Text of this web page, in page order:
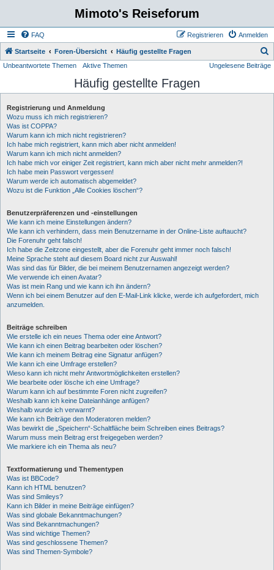
Mimoto's Reiseforum
FAQ Anmelden
Registrieren
Startseite Foren-Übersicht Häufig gestellte Fragen
u
h
Unbeantwortete Themen Aktive Themen Ungelesene Beiträge
Häufig gestellte Fragen
Registrierung und Anmeldung
Wozu muss ich mich registrieren?
Was ist COPPA?
Warum kann ich mich nicht registrieren?
Ich habe mich registriert, kann mich aber nicht anmelden!
Warum kann ich mich nicht anmelden?
Ich habe mich vor einiger Zeit registriert, kann mich aber nicht mehr anmelden?!
Ich habe mein Passwort vergessen!
Warum werde ich automatisch abgemeldet?
Wozu ist die Funktion „Alle Cookies löschen“?
Benutzerpräferenzen und -einstellungen
Wie kann ich meine Einstellungen ändern?
Wie kann ich verhindern, dass mein Benutzername in der Online-Liste auftaucht?
Die Forenuhr geht falsch!
Ich habe die Zeitzone eingestellt, aber die Forenuhr geht immer noch falsch!
Meine Sprache steht auf diesem Board nicht zur Auswahl!
Was sind das für Bilder, die bei meinem Benutzernamen angezeigt werden?
Wie verwende ich einen Avatar?
Was ist mein Rang und wie kann ich ihn ändern?
Wenn ich bei einem Benutzer auf den E-Mail-Link klicke, werde ich aufgefordert, mich
anzumelden.
Beiträge schreiben
Wie erstelle ich ein neues Thema oder eine Antwort?
Wie kann ich einen Beitrag bearbeiten oder löschen?
Wie kann ich meinem Beitrag eine Signatur anfügen?
Wie kann ich eine Umfrage erstellen?
Wieso kann ich nicht mehr Antwortmöglichkeiten erstellen?
Wie bearbeite oder lösche ich eine Umfrage?
Warum kann ich auf bestimmte Foren nicht zugreifen?
Weshalb kann ich keine Dateianhänge anfügen?
Weshalb wurde ich verwarnt?
Wie kann ich Beiträge den Moderatoren melden?
Was bewirkt die „Speichern“-Schaltfläche beim Schreiben eines Beitrags?
Warum muss mein Beitrag erst freigegeben werden?
Wie markiere ich ein Thema als neu?
Textformatierung und Thementypen
Was ist BBCode?
Kann ich HTML benutzen?
Was sind Smileys?
Kann ich Bilder in meine Beiträge einfügen?
Was sind globale Bekanntmachungen?
Was sind Bekanntmachungen?
Was sind wichtige Themen?
Was sind geschlossene Themen?
Was sind Themen-Symbole?